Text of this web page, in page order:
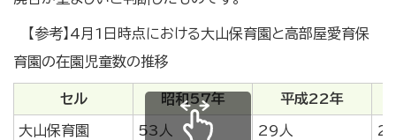
【参考】4月1日時点における大山保育園と高部屋愛育保
育園の在園児童数の推移
セル 昭和57年 平成22年
大山保育園 53人 29人